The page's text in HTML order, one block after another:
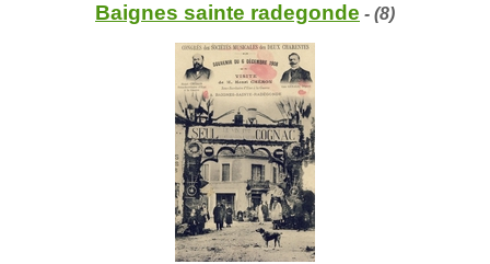
Baignes sainte radegonde - (8)